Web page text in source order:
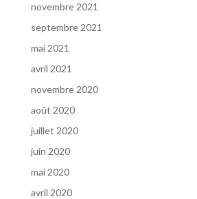
novembre 2021
septembre 2021
mai 2021
avril 2021
novembre 2020
août 2020
juillet 2020
juin 2020
mai 2020
avril 2020